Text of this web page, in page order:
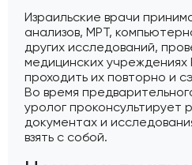
Израильские врачи
анализов, МРТ,
других исследований,
медицинских учреждениях
проходить их повторно и
Во время
уролог проконсультирует
документах и
взять с собой.